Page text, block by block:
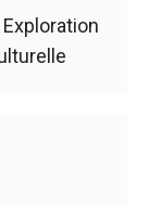
Exploration